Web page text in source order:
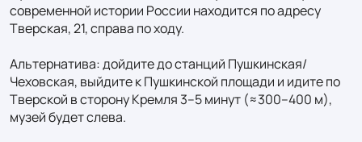
современной истории России находится по адресу
Тверская, 21, справа по ходу.
Альтернатива: дойдите до станций Пушкинская/
Чеховская, выйдите к Пушкинской площади и идите по
Тверской в сторону Кремля 3–5 минут (≈300–400 м),
музей будет слева.